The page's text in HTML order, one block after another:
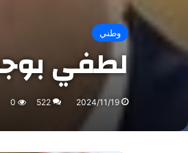
وطني
لطفي
2024/11/19
522
0